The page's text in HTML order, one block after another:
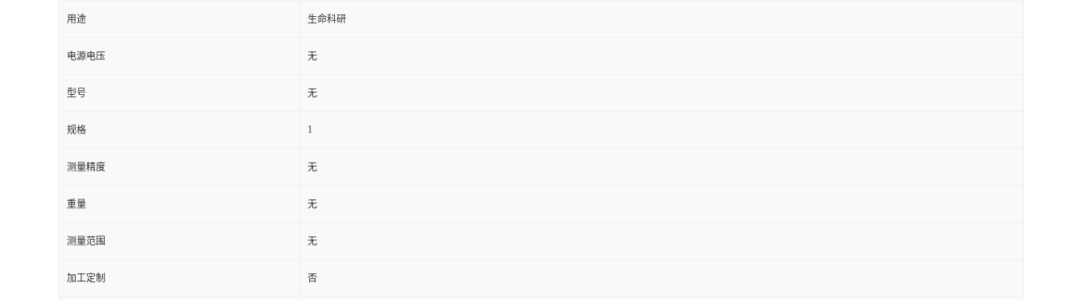
用途 生命科研
电源电压 无
型号 无
规格 1
测量精度 无
重量 无
测量范围 无
加工定制 否